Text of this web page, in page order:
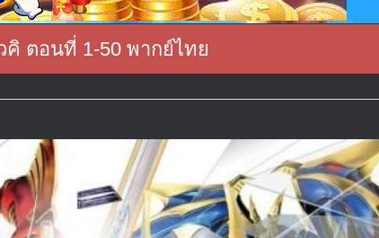
คิ ตอนที่ 1-50 พากย์ไทย